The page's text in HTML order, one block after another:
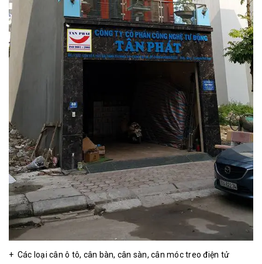
+ Các loại cân ô tô, cân bàn, cân sàn, cân móc treo điện tử